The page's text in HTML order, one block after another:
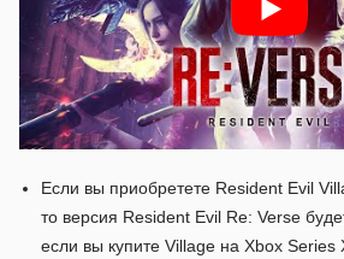
Если вы приобретете Resident Evil
то версия Resident Evil Re: Verse
если вы купите Village на Xbox Series